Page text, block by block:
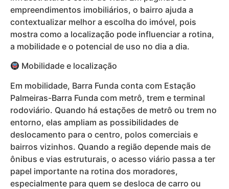
empreendimentos imobiliários, o bairro ajuda a
contextualizar melhor a escolha do imóvel, pois
mostra como a localização pode influenciar a rotina,
a mobilidade e o potencial de uso no dia a dia.
Mobilidade e localização
Em mobilidade, Barra Funda conta com Estação
Palmeiras-Barra Funda com metrô, trem e terminal
rodoviário. Quando há estações de metrô ou trem no
entorno, elas ampliam as possibilidades de
deslocamento para o centro, polos comerciais e
bairros vizinhos. Quando a região depende mais de
ônibus e vias estruturais, o acesso viário passa a ter
papel importante na rotina dos moradores,
especialmente para quem se desloca de carro ou